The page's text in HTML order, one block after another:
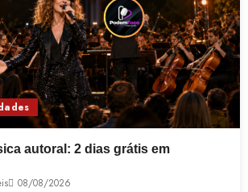
autoral: 2 dias grátis em
08/08/2026